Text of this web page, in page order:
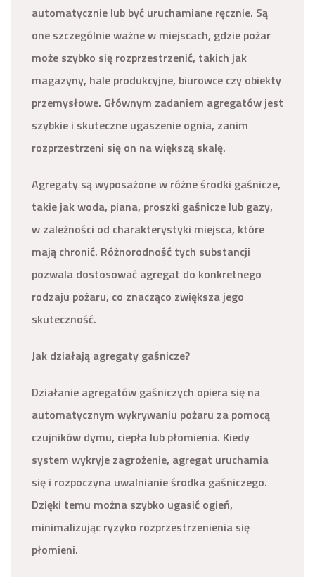
automatycznie lub być uruchamiane ręcznie. Są
one szczególnie ważne w miejscach, gdzie pożar
może szybko się rozprzestrzenić, takich jak
magazyny, hale produkcyjne, biurowce czy obiekty
przemysłowe. Głównym zadaniem agregatów jest
szybkie i skuteczne ugaszenie ognia, zanim
rozprzestrzeni się on na większą skalę.
Agregaty są wyposażone w różne środki gaśnicze,
takie jak woda, piana, proszki gaśnicze lub gazy,
w zależności od charakterystyki miejsca, które
mają chronić. Różnorodność tych substancji
pozwala dostosować agregat do konkretnego
rodzaju pożaru, co znacząco zwiększa jego
skuteczność.
Jak działają agregaty gaśnicze?
Działanie agregatów gaśniczych opiera się na
automatycznym wykrywaniu pożaru za pomocą
czujników dymu, ciepła lub płomienia. Kiedy
system wykryje zagrożenie, agregat uruchamia
się i rozpoczyna uwalnianie środka gaśniczego.
Dzięki temu można szybko ugasić ogień,
minimalizując ryzyko rozprzestrzenienia się
płomieni.